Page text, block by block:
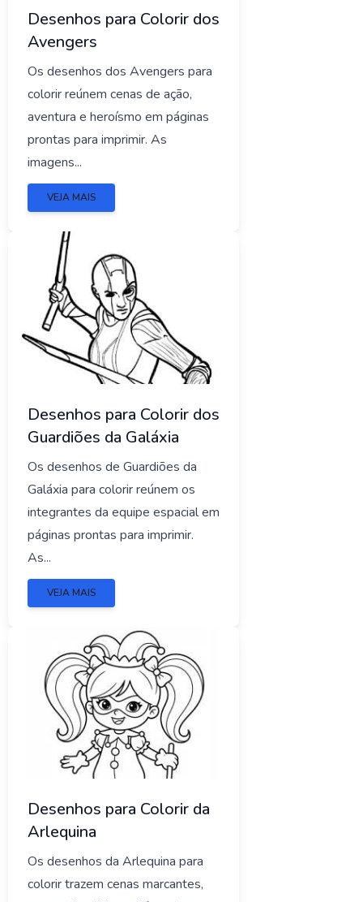
Desenhos para Colorir dos
Avengers
Os desenhos dos Avengers para
colorir reúnem cenas de ação,
aventura e heroísmo em páginas
prontas para imprimir. As
imagens...
VEJA MAIS
Desenhos para Colorir dos
Guardiões da Galáxia
Os desenhos de Guardiões da
Galáxia para colorir reúnem os
integrantes da equipe espacial em
páginas prontas para imprimir.
As...
VEJA MAIS
Desenhos para Colorir da
Arlequina
Os desenhos da Arlequina para
colorir trazem cenas marcantes,